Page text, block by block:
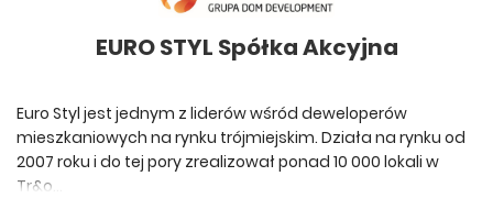
EURO STYL Spółka Akcyjna
Euro Styl jest jednym z liderów wśród deweloperów
mieszkaniowych na rynku trójmiejskim. Działa na rynku od
2007 roku i do tej pory zrealizował ponad 10 000 lokali w
Tr&o...